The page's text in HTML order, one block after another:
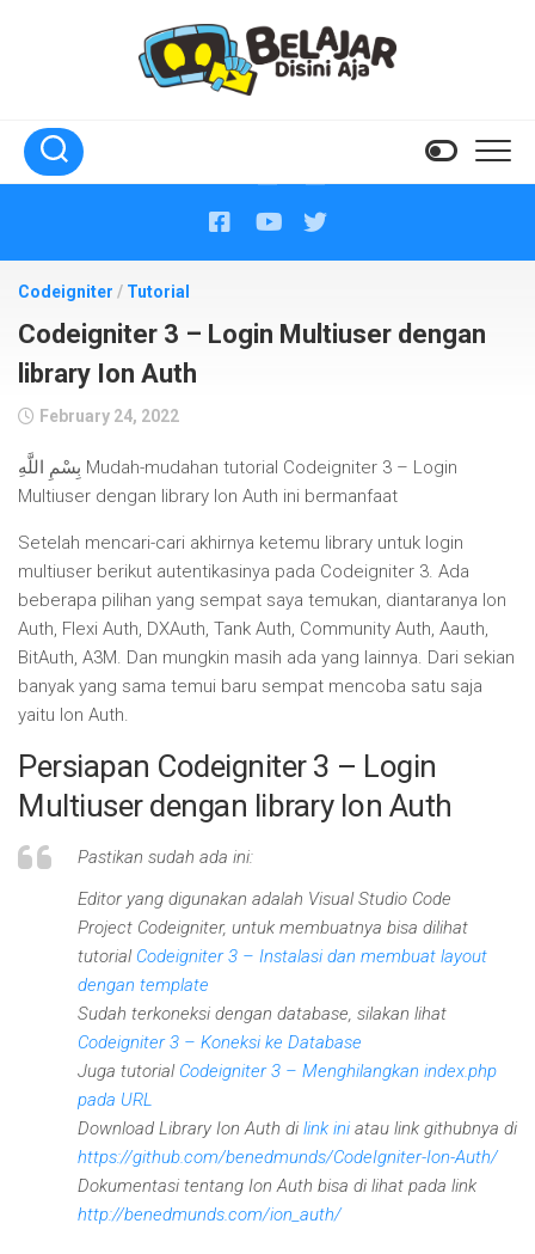
Codeigniter / Tutorial
Codeigniter 3 – Login Multiuser dengan
library Ion Auth
February 24, 2022
بِسْمِ اللَّهِ Mudah-mudahan tutorial Codeigniter 3 – Login
Multiuser dengan library Ion Auth ini bermanfaat
Setelah mencari-cari akhirnya ketemu library untuk login
multiuser berikut autentikasinya pada Codeigniter 3. Ada
beberapa pilihan yang sempat saya temukan, diantaranya Ion
Auth, Flexi Auth, DXAuth, Tank Auth, Community Auth, Aauth,
BitAuth, A3M. Dan mungkin masih ada yang lainnya. Dari sekian
banyak yang sama temui baru sempat mencoba satu saja
yaitu Ion Auth.
Persiapan Codeigniter 3 – Login
Multiuser dengan library Ion Auth
Pastikan sudah ada ini:
Editor yang digunakan adalah Visual Studio Code
Project Codeigniter, untuk membuatnya bisa dilihat
tutorial Codeigniter 3 – Instalasi dan membuat layout
dengan template
Sudah terkoneksi dengan database, silakan lihat
Codeigniter 3 – Koneksi ke Database
Juga tutorial Codeigniter 3 – Menghilangkan index.php
pada URL
Download Library Ion Auth di link ini atau link githubnya di
https://github.com/benedmunds/CodeIgniter-Ion-Auth/
Dokumentasi tentang Ion Auth bisa di lihat pada link
http://benedmunds.com/ion_auth/